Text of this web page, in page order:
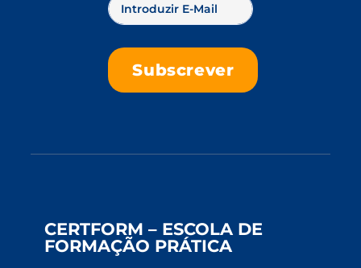
CERTFORM – ESCOLA DE
FORMAÇÃO PRÁTICA